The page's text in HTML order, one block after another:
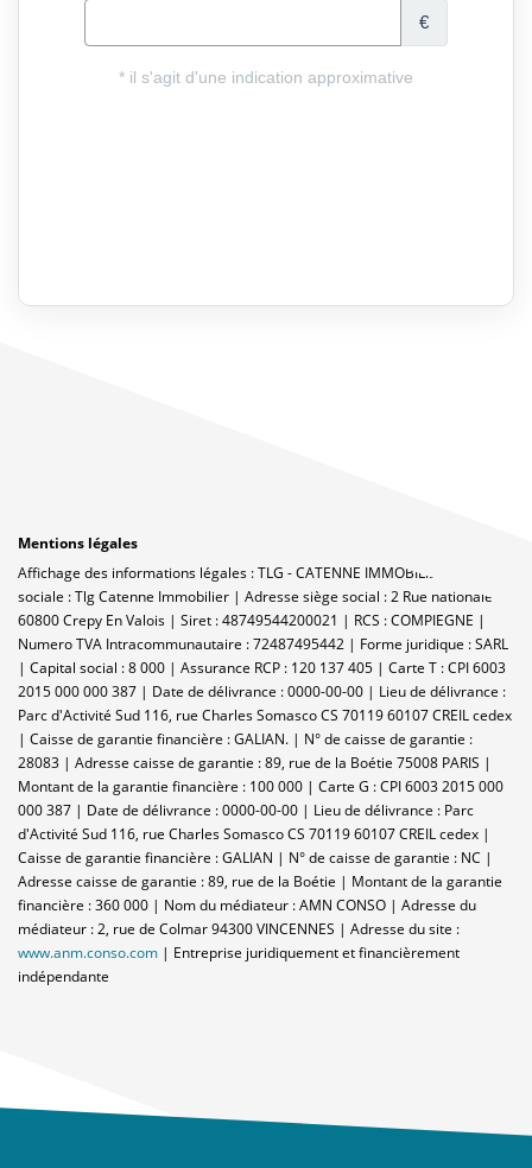
Mentions légales
Affichage des informations légales : TLG - CATENNE IMMOBILIER | Raison
sociale : Tlg Catenne Immobilier | Adresse siège social : 2 Rue nationale -
60800 Crepy En Valois | Siret : 48749544200021 | RCS : COMPIEGNE |
Numero TVA Intracommunautaire : 72487495442 | Forme juridique : SARL
| Capital social : 8 000 | Assurance RCP : 120 137 405 | Carte T : CPI 6003
2015 000 000 387 | Date de délivrance : 0000-00-00 | Lieu de délivrance :
Parc d'Activité Sud 116, rue Charles Somasco CS 70119 60107 CREIL cedex
| Caisse de garantie financière : GALIAN. | N° de caisse de garantie :
28083 | Adresse caisse de garantie : 89, rue de la Boétie 75008 PARIS |
Montant de la garantie financière : 100 000 | Carte G : CPI 6003 2015 000
000 387 | Date de délivrance : 0000-00-00 | Lieu de délivrance : Parc
d'Activité Sud 116, rue Charles Somasco CS 70119 60107 CREIL cedex |
Caisse de garantie financière : GALIAN | N° de caisse de garantie : NC |
Adresse caisse de garantie : 89, rue de la Boétie | Montant de la garantie
financière : 360 000 | Nom du médiateur : AMN CONSO | Adresse du
médiateur : 2, rue de Colmar 94300 VINCENNES | Adresse du site :
www.anm.conso.com | Entreprise juridiquement et financièrement
indépendante